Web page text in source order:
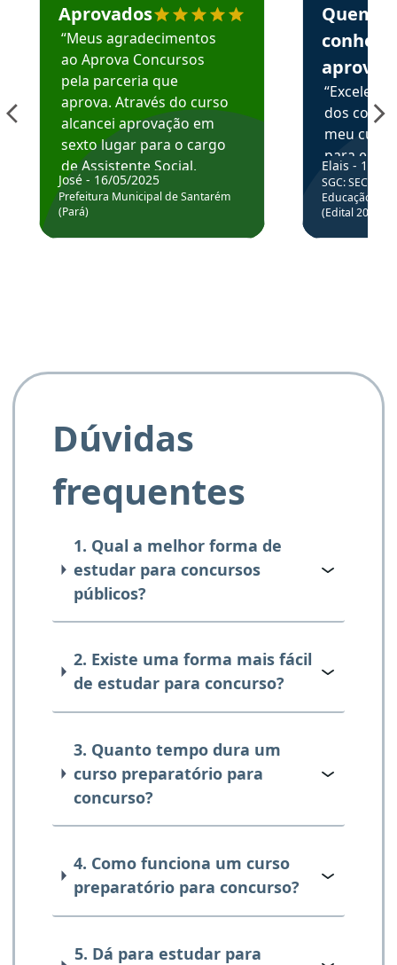
Aprovados
“Meus agradecimentos
ao Aprova Concursos
pela parceria que
aprova. Através do curso
alcancei aprovação em
sexto lugar para o cargo
de Assistente Social.
Hoje estou atuando na
Prefeitura de Santarém.
José - 16/05/2025
Prefeitura Municipal de Santarém
(Pará)
Quem
aprova
dos
meu
para
colocar
através
de
Elais - 15/
SGC: SEC BA
Educação
(Edital
Dúvidas
frequentes
1. Qual a melhor forma de
estudar para concursos
públicos?
2. Existe uma forma mais fácil
de estudar para concurso?
3. Quanto tempo dura um
curso preparatório para
concurso?
4. Como funciona um curso
preparatório para concurso?
5. Dá para estudar para